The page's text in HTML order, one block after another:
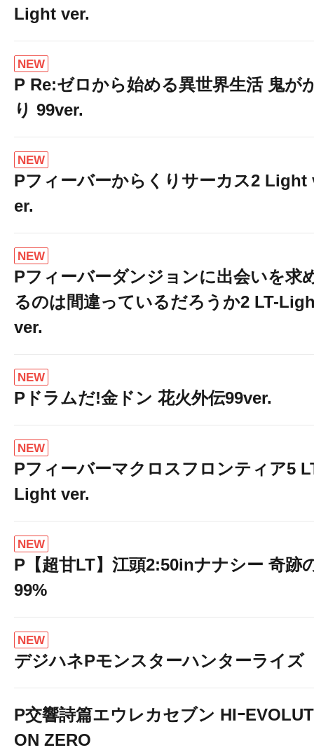
Light ver.
NEW
P Re:ゼロから始める異世界生活 鬼が
り 99ver.
NEW
Pフィーバーからくりサーカス2 Light
er.
NEW
Pフィーバーダンジョンに出会いを求
るのは間違っているだろうか2 LT-
ver.
NEW
Pドラムだ!金ドン 花火外伝99ver.
NEW
Pフィーバーマクロスフロンティア5
Light ver.
NEW
P【超甘LT】江頭2:50inナナシー 奇跡
99%
NEW
デジハネPモンスターハンターライズ
P交響詩篇エウレカセブン HIｰ
ON ZERO